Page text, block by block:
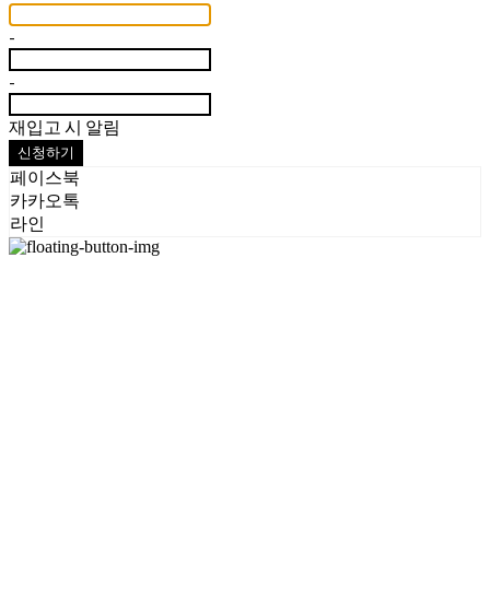
-
-
재입고 시 알림
신청하기
페이스북
카카오톡
라인